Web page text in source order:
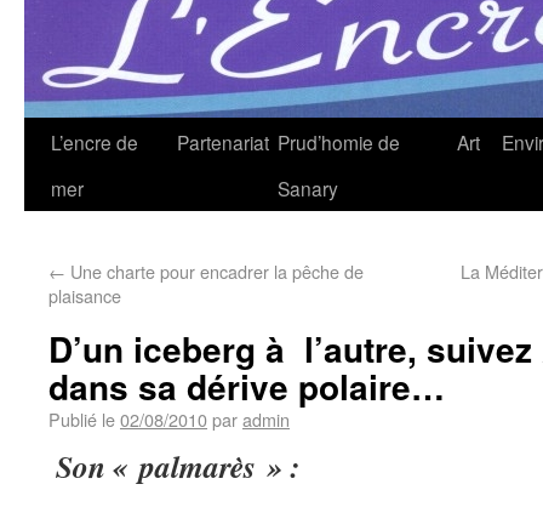
L’encre de
mer
Partenariat Prud’homie de
Sanary
Art
← Une charte pour encadrer la pêche de
plaisance
La
D’un iceberg à l’autre,
dans sa dérive polaire…
Publié le02/08/2010paradmin
Son « palmarès » :